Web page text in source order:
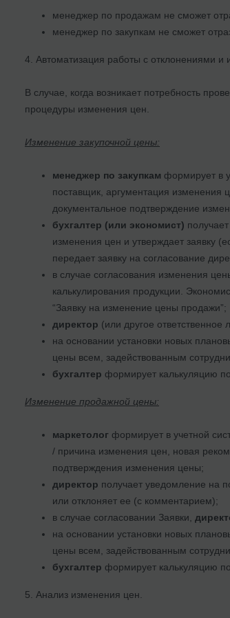
менеджер по продажам не сможет
менеджер по закупкам не сможет
4. Автоматизация работы с отклонениями и
В случае, когда возникает потребность
процедуры изменения цен.
Изменение закупочной цены:
менеджер по закупкам формирует в
поставщик, аргументация изменения
документальное подтверждение
бухгалтер (или экономист)
изменения цен и утверждает заявку
передает заявку на согласование
в случае согласования изменения
калькулирования продукции.
“Заявку на изменение цены продажи”;
директор (или другое
на основании установки новых
цены всем, задействованным
бухгалтер формирует калькуляцию
Изменение продажной цены:
маркетолог формирует в учетной
/ причина изменения цен, новая
подтверждения изменения цены;
директор получает уведомление на
или отклоняет ее (с комментарием);
в случае согласовании Заявки,
на основании установки новых
цены всем, задействованным
бухгалтер формирует калькуляцию
5. Анализ изменения цен.